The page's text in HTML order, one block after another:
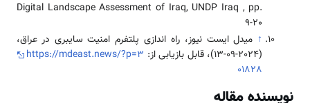
Digital Landscape Assessment of Iraq, UNDP Iraq , pp.
9-20
↑ میدل ایست نیوز، راه اندازی پلتفرم امنیت سایبری در عراق،
(2024-09-13)، قابل بازیابی از:
https://mdeast.news/?p=3
01828
نویسنده مقاله